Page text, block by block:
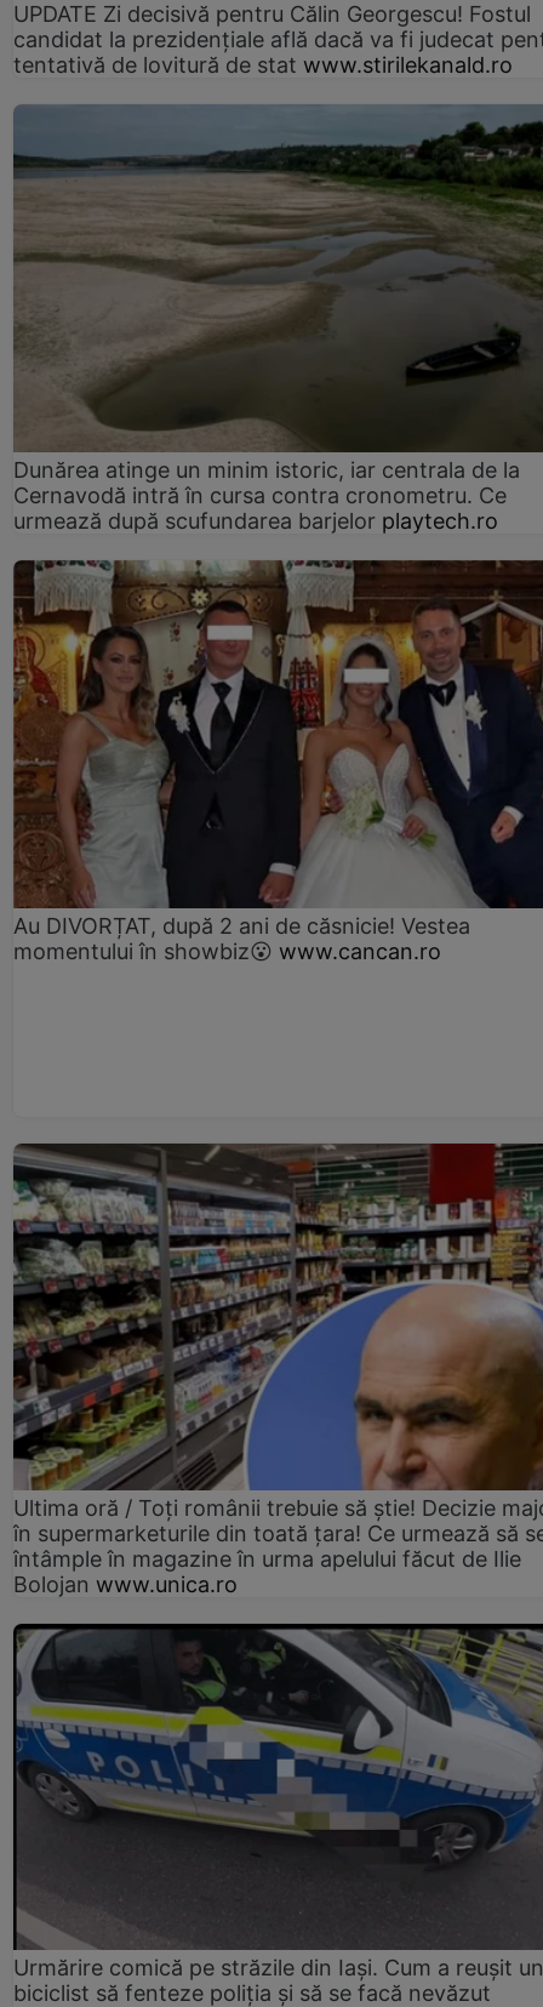
UPDATE Zi decisivă pentru Călin Georgescu! Fostul
candidat la prezidențiale află dacă va fi judecat
tentativă de lovitură de stat www.stirilekanald.ro
Dunărea atinge un minim istoric, iar centrala de la
Cernavodă intră în cursa contra cronometru. Ce
urmează după scufundarea barjelor playtech.ro
Au DIVORȚAT, după 2 ani de căsnicie! Vestea
momentului în showbiz😮 www.cancan.ro
Ultima oră / Toți românii trebuie să știe! Decizie
în supermarketurile din toată țara! Ce urmează să
întâmple în magazine în urma apelului făcut de Ilie
Bolojan www.unica.ro
Urmărire comică pe străzile din Iași. Cum a reușit un
biciclist să fenteze poliția și să se facă nevăzut